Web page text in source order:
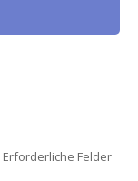
Erforderliche Felder